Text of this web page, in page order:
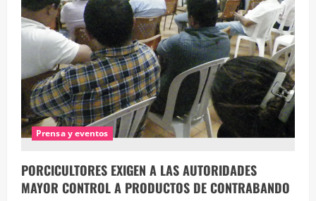
Prensa y eventos
PORCICULTORES EXIGEN A LAS AUTORIDADES
MAYOR CONTROL A PRODUCTOS DE CONTRABANDO